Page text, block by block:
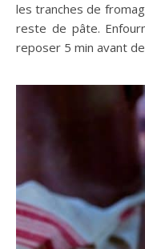
les tranches de
reste de pâte.
reposer 5 min avant